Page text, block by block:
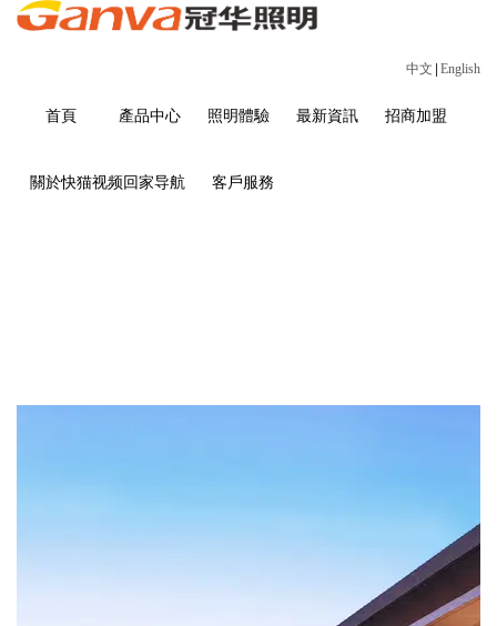
中文 English
首頁 產品中心 照明體驗 最新資訊 招商加盟
關於快猫视频回家导航 客戶服務